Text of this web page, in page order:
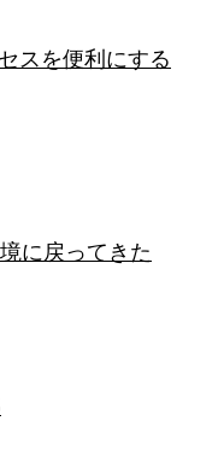
スを便利にする
に戻ってきた